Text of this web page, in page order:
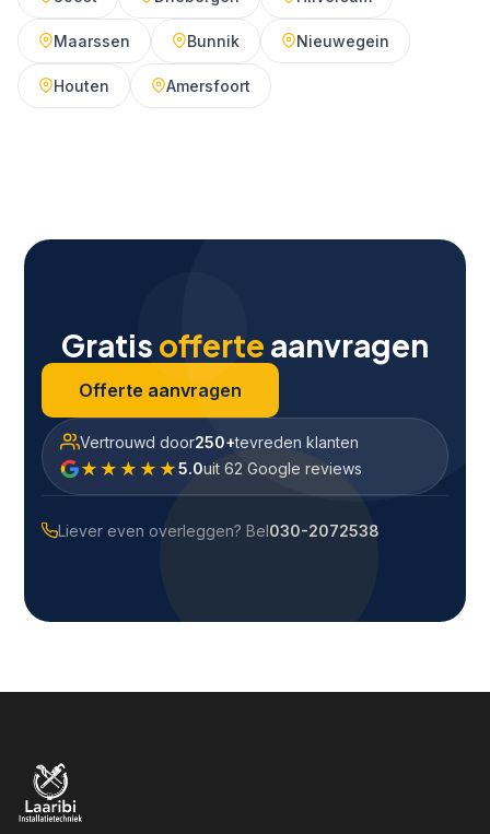
Maarssen Bunnik Nieuwegein
Houten Amersfoort
Gratis offerte aanvragen
Offerte aanvragen
Vertrouwd door250+tevreden klanten
★★★★★5.0uit 62 Google reviews
Liever even overleggen? Bel030-2072538